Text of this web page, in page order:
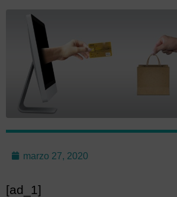
marzo 27, 2020
[ad_1]